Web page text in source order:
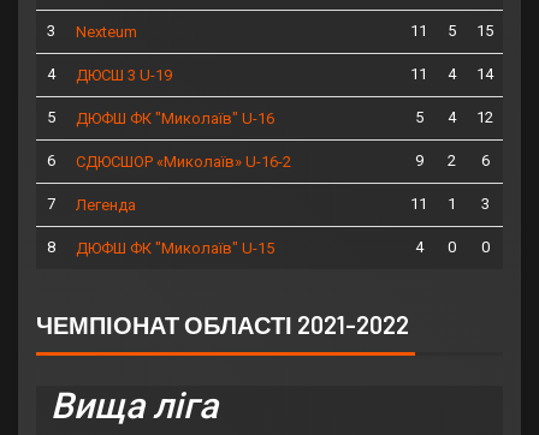
3 Nexteum 11 5 15
4 ДЮСШ 3 U-19 11 4 14
5 ДЮФШ ФК "Миколаїв" U-16 5 4 12
6 СДЮСШОР «Миколаїв» U-16-2 9 2 6
7 Легенда 11 1 3
8 ДЮФШ ФК "Миколаїв" U-15 4 0 0
ЧЕМПІОНАТ ОБЛАСТІ 2021-2022
Вища ліга